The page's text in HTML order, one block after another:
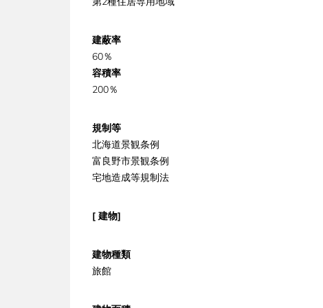
建蔽率
60％
容積率
200％
規制等
北海道景観条例
富良野市景観条例
宅地造成等規制法
[ 建物]
建物種類
旅館